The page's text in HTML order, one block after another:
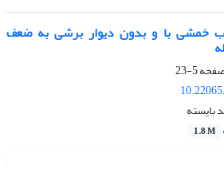
خمشی با و بدون دیوار برشی به ضعف
5-23
بایسته
1.8 M